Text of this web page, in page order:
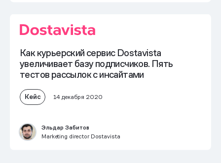
Как курьерский сервис Dostavista
увеличивает базу подписчиков. Пять
тестов рассылок с инсайтами
Кейс 14 декабря 2020
Эльдар Забитов
Marketing director Dostavista